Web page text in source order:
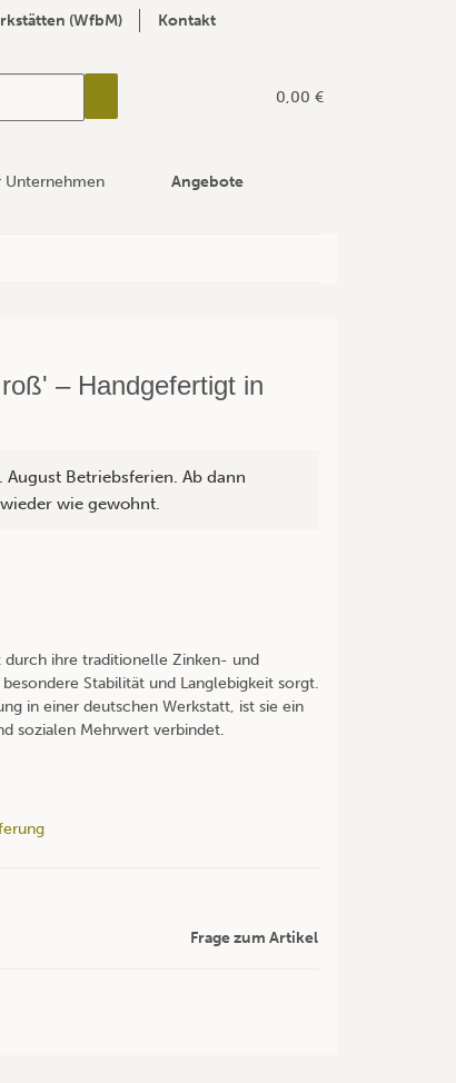
(WfbM) Kontakt
0,00 €
Unternehmen Angebote
– Handgefertigt in
August Betriebsferien. Ab dann
wie gewohnt.
durch ihre traditionelle Zinken- und
Stabilität und Langlebigkeit sorgt.
in einer deutschen Werkstatt, ist sie ein
sozialen Mehrwert verbindet.
Frage zum Artikel